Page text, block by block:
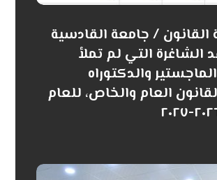
القانون / جامعة القادسية
الشاغرة التي لم تملأ
والدكتوراه
العام والخاص، للعام